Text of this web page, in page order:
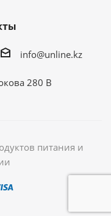
info@unline.kz
280 В
питания и